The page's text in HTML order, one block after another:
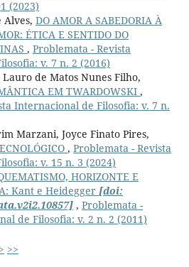
(2023)
Alves, DO AMOR A SABEDORIA À
ÉTICA E SENTIDO DO
, Problemata - Revista
v. 7 n. 2 (2016)
Lauro de Matos Nunes Filho,
EM TWARDOWSKI ,
Internacional de Filosofia: v. 7 n.
Marzani, Joyce Finato Pires,
, Problemata - Revista
v. 15 n. 3 (2024)
HORIZONTE E
Kant e Heidegger [doi:
, Problemata -
de Filosofia: v. 2 n. 2 (2011)
> >>